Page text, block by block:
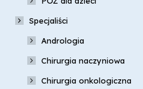
Specjaliści
Andrologia
Chirurgia naczyniowa
Chirurgia onkologiczna